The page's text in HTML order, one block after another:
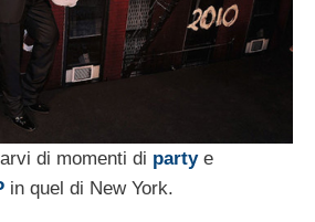
di momenti di partye
in quel di New York.